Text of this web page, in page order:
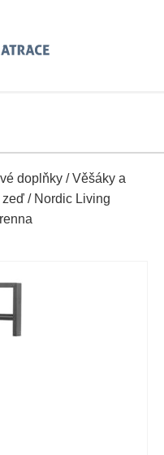
doplňky /Věšáky a
zeď / Nordic Living